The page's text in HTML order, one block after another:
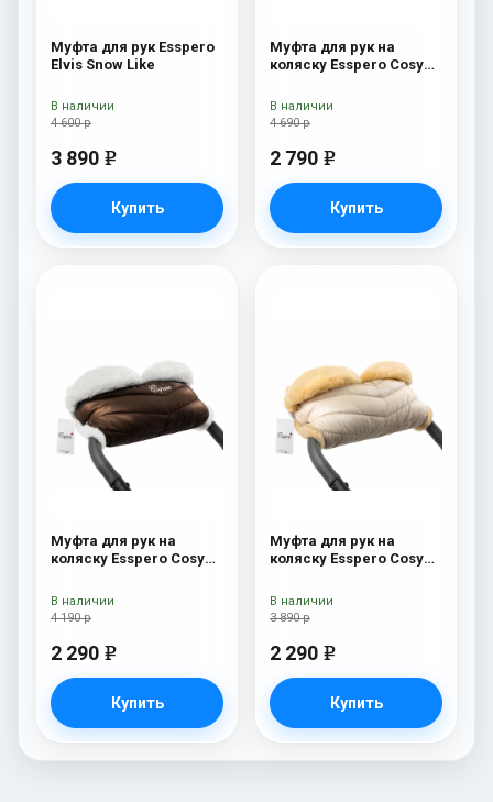
Муфта для рук Esspero
Elvis Snow Like
4 600 р
3 890 e
Купить
В наличии
Муфта для рук на
коляску Esspero Cosy
4 690 р
2 790 e
Купить
В наличии
Муфта для рук на
коляску Esspero Cosy
4 190 р
2 290 e
Купить
В наличии
Муфта для рук на
коляску Esspero Cosy
3 890 р
2 290 e
Купить
В наличии